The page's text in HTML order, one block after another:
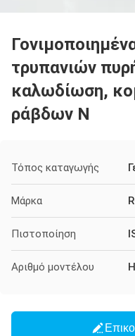
τρυπανιών
καλωδίωση,
ράβδων Ν
Τόπος καταγωγής
Μάρκα
Πιστοποίηση
Αριθμό μοντέλου